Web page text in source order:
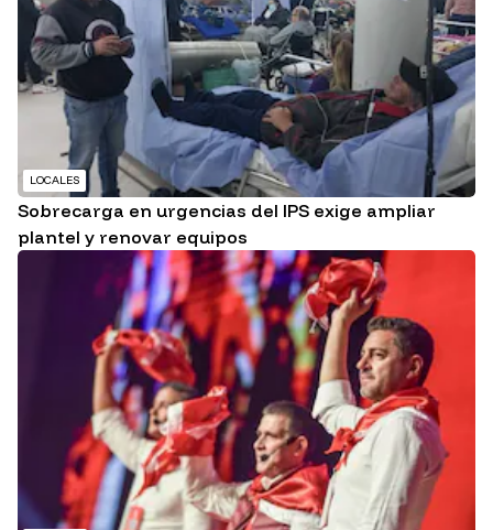
LOCALES
Sobrecarga en urgencias del IPS exige ampliar
plantel y renovar equipos